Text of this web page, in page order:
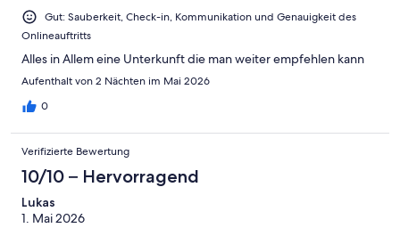
Ungenügend
Gut: Sauberkeit, Check-in, Kommunikation und Genauigkeit des
Onlineauftritts
Alles in Allem eine Unterkunft die man weiter empfehlen kann
Aufenthalt von 2 Nächten im Mai 2026
0
Verifizierte Bewertung
10/10 – Hervorragend
Lukas
1. Mai 2026